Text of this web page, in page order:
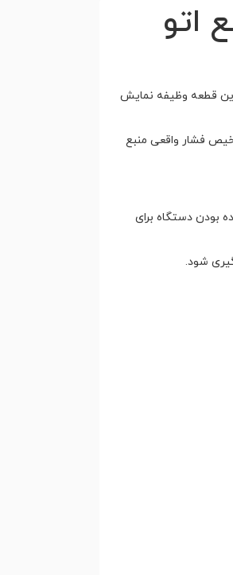
اتو
قطعه وظیفه نمایش
فشار واقعی منبع
بودن دستگاه برای
شود.